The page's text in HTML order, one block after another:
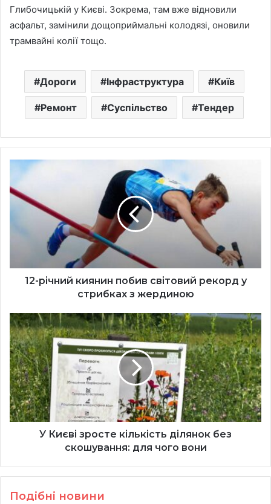
Глибочицькій у Києві. Зокрема, там вже відновили
асфальт, замінили дощоприймальні колодязі, оновили
трамвайні колії тощо.
Дороги Інфраструктура Київ
Ремонт Суспільство Тендер
киянин
побив
з
жердиною
12-річний киянин побив світовий рекорд у
стрибках з жердиною
У
Києві
зросте
кількість
ділянок
без
скошування:
для
чого
У Києві зросте кількість ділянок без
скошування: для чого вони
Подібні новини